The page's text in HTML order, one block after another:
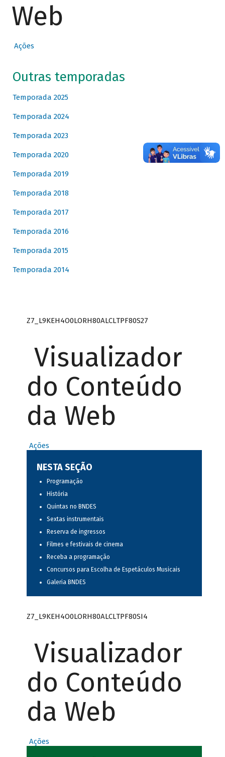
Web
Ações
Outras temporadas
Temporada 2025
Temporada 2024
Temporada 2023
Temporada 2020
Temporada 2019
Temporada 2018
Temporada 2017
Temporada 2016
Temporada 2015
Temporada 2014
Z7_L9KEH4O0LORH80ALCLTPF80S27
Visualizador
do Conteúdo
da Web
Ações
NESTA SEÇÃO
Programação
História
Quintas no BNDES
Sextas instrumentais
Reserva de ingressos
Filmes e festivais de cinema
Receba a programação
Concursos para Escolha de Espetáculos Musicais
Galeria BNDES
Z7_L9KEH4O0LORH80ALCLTPF80SI4
Visualizador
do Conteúdo
da Web
Ações